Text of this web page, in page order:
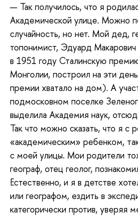
— Так получилось, что я
Академической улице. Можно
случайность, но нет. Мой дед,
топонимист, Эдуард
в 1951 году Сталинскую
Монголии, построил на эти
премии хватало на дом). А
подмосковном поселке
выделила Академия наук,
Так что можно сказать, что я с
«академическим» ребенком,
с моей улицы. Мои родители
географ, отец геолог,
Естественно, и я в детстве
или географом, ездить в
категорически против, уверяя